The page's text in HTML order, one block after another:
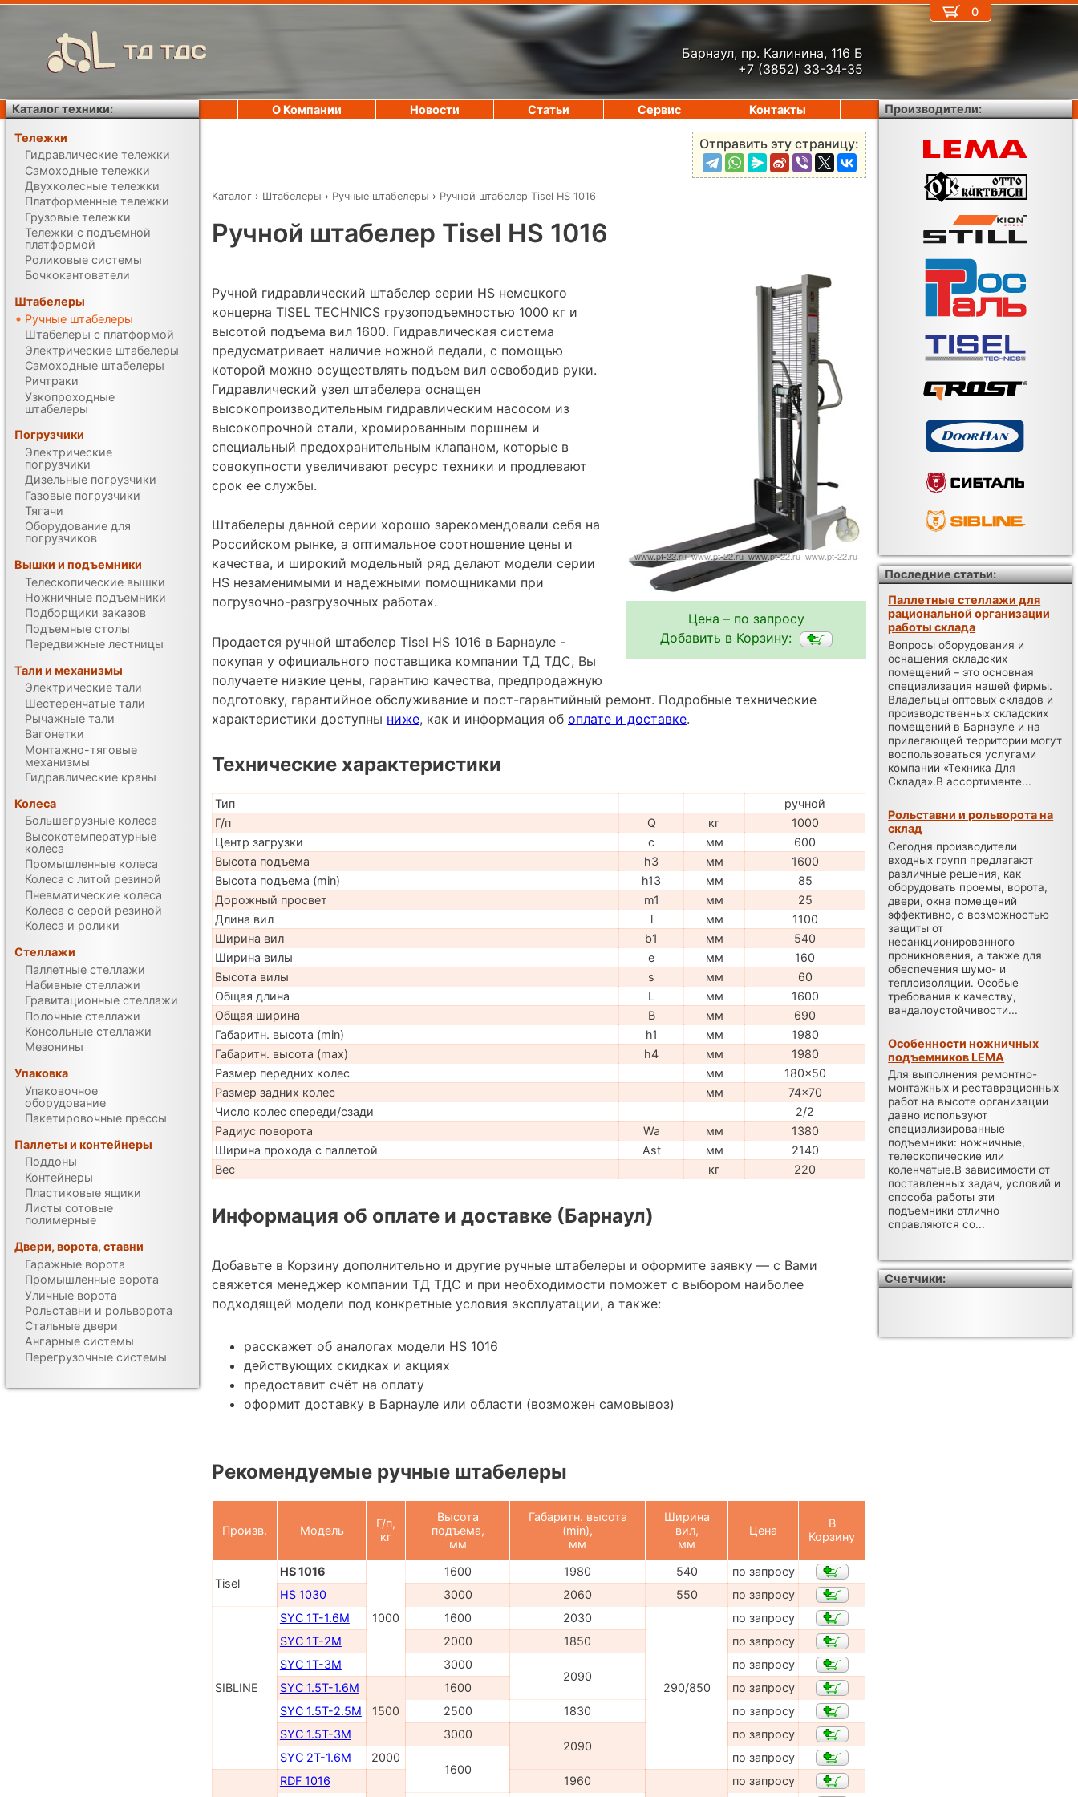
ТД ТДС
Барнаул, пр. Калинина, 116 Б
+7 (3852) 33-34-35
Отправить эту страницу:
Каталог › Штабелеры › Ручные штабелеры › Ручной штабелер Tisel HS 1016
Ручной штабелер Tisel HS 1016
Цена – по запросу
Добавить в Корзину:
Ручной гидравлический штабелер серии HS немецкого
концерна TISEL TECHNICS грузоподъемностью 1000 кг и
высотой подъема вил 1600. Гидравлическая система
предусматривает наличие ножной педали, с помощью
которой можно осуществлять подъем вил освободив руки.
Гидравлический узел штабелера оснащен
высокопроизводительным гидравлическим насосом из
высокопрочной стали, хромированным поршнем и
специальный предохранительным клапаном, которые в
совокупности увеличивают ресурс техники и продлевают
срок ее службы.
Штабелеры данной серии хорошо зарекомендовали себя на
Российском рынке, а оптимальное соотношение цены и
качества, и широкий модельный ряд делают модели серии
HS незаменимыми и надежными помощниками при
погрузочно-разгрузочных работах.
Продается ручной штабелер Tisel HS 1016 в Барнауле -
покупая у официального поставщика компании ТД ТДС, Вы
получаете низкие цены, гарантию качества, предпродажную
подготовку, гарантийное обслуживание и пост-гарантийный ремонт. Подробные технические
характеристики доступны ниже, как и информация об оплате и доставке.
Технические характеристики
Тип
ручной
Г/п
Q кг
1000
Центр загрузки
c мм
600
Высота подъема
h3 мм
1600
Высота подъема (min)
h13 мм
85
Дорожный просвет
m1 мм
25
Длина вил
l мм
1100
Ширина вил
b1 мм
540
Ширина вилы
e мм
160
Высота вилы
s мм
60
Общая длина
L мм
1600
Общая ширина
B мм
690
Габаритн. высота (min)
h1 мм
1980
Габаритн. высота (max)
h4 мм
1980
Размер передних колес
мм
180x50
Размер задних колес
мм
74x70
Число колес спереди/сзади
2/2
Радиус поворота
Wa мм
1380
Ширина прохода с паллетой
Ast мм
2140
Вес
кг 220
Информация об оплате и доставке (Барнаул)
Добавьте в Корзину дополнительно и другие ручные штабелеры и оформите заявку — с Вами
свяжется менеджер компании ТД ТДС и при необходимости поможет с выбором наиболее
подходящей модели под конкретные условия эксплуатации, а также:
расскажет об аналогах модели HS 1016
действующих скидках и акциях
предоставит счёт на оплату
оформит доставку в Барнауле или области (возможен самовывоз)
Рекомендуемые ручные штабелеры
Произв. Модель
Г/п,
кг
Высота
подъема,
мм
Габаритн. высота
(min),
мм
Ширина
вил,
мм
Цена
В
Корзину
Tisel
HS 1016
1000
1600 1980 540
по запросу
HS 1030
3000 2060 550 по запросу
SIBLINE
SYC 1T-1.6M 1600 2030
290/850
по запросу
SYC 1T-2M
2000 1850
по запросу
SYC 1T-3M
3000
2090
по запросу
SYC 1.5T-1.6M
1500
1600
по запросу
SYC 1.5T-2.5M
2500 1830
по запросу
SYC 1.5T-3M
3000
2090
по запросу
SYC 2T-1.6M
2000
1600
по запросу
RDF 1016
1960 по запросу
0
О Компании Новости Статьи Сервис Контакты
Каталог техники:
Тележки
Гидравлические тележки
Самоходные тележки
Двухколесные тележки
Платформенные тележки
Грузовые тележки
Тележки с подъемной
платформой
Роликовые системы
Бочкокантователи
Штабелеры
Ручные штабелеры
Штабелеры с платформой
Электрические штабелеры
Самоходные штабелеры
Ричтраки
Узкопроходные
штабелеры
Погрузчики
Электрические
погрузчики
Дизельные погрузчики
Газовые погрузчики
Тягачи
Оборудование для
погрузчиков
Вышки и подъемники
Телескопические вышки
Ножничные подъемники
Подборщики заказов
Подъемные столы
Передвижные лестницы
Тали и механизмы
Электрические тали
Шестеренчатые тали
Рычажные тали
Вагонетки
Монтажно-тяговые
механизмы
Гидравлические краны
Колеса
Большегрузные колеса
Высокотемпературные
колеса
Промышленные колеса
Колеса с литой резиной
Пневматические колеса
Колеса с серой резиной
Колеса и ролики
Стеллажи
Паллетные стеллажи
Набивные стеллажи
Гравитационные стеллажи
Полочные стеллажи
Консольные стеллажи
Мезонины
Упаковка
Упаковочное
оборудование
Пакетировочные прессы
Паллеты и контейнеры
Поддоны
Контейнеры
Пластиковые ящики
Листы сотовые
полимерные
Двери, ворота, ставни
Гаражные ворота
Промышленные ворота
Уличные ворота
Рольставни и рольворота
Стальные двери
Ангарные системы
Перегрузочные системы
Производители:
Последние статьи:
Паллетные стеллажи для
рациональной организации
работы склада
Вопросы оборудования и
оснащения складских
помещений – это основная
специализация нашей фирмы.
Владельцы оптовых складов и
производственных складских
помещений в Барнауле и на
прилегающей территории могут
воспользоваться услугами
компании «Техника Для
Склада».В ассортименте...
Рольставни и рольворота на
склад
Сегодня производители
входных групп предлагают
различные решения, как
оборудовать проемы, ворота,
двери, окна помещений
эффективно, с возможностью
защиты от
несанкционированного
проникновения, а также для
обеспечения шумо- и
теплоизоляции. Особые
требования к качеству,
вандалоустойчивости...
Особенности ножничных
подъемников LEMA
Для выполнения ремонтно-
монтажных и реставрационных
работ на высоте организации
давно используют
специализированные
подъемники: ножничные,
телескопические или
коленчатые.В зависимости от
поставленных задач, условий и
способа работы эти
подъемники отлично
справляются со...
Счетчики: